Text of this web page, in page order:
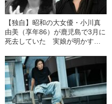
【独自】昭和の大女優・小川真
由美（享年86）が鹿児島で3月に
死去していた 実娘が明かす